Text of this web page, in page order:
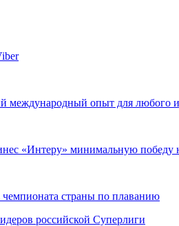
опыт для любого
«Интеру» минимальную
страны по плаванию
российской Суперлиги